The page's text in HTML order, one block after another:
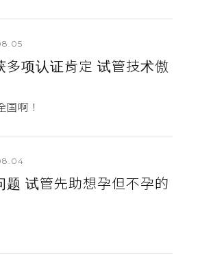
多项认证肯定 试管技术傲
国啊！
题 试管先助想孕但不孕的